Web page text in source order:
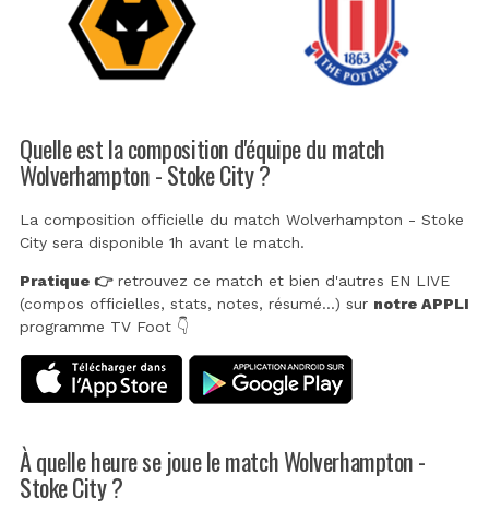
Quelle est la composition d'équipe du match
Wolverhampton - Stoke City ?
La composition officielle du match Wolverhampton - Stoke
City sera disponible 1h avant le match.
Pratique 👉retrouvez ce match et bien d'autres EN LIVE
(compos officielles, stats, notes, résumé...) sur notre APPLI
programme TV Foot 👇
À quelle heure se joue le match Wolverhampton -
Stoke City ?